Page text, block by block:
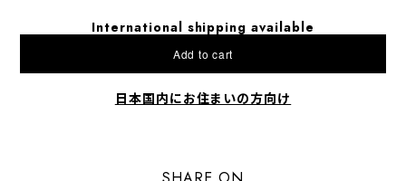
International shipping available
Add to cart
日本国内にお住まいの方向け